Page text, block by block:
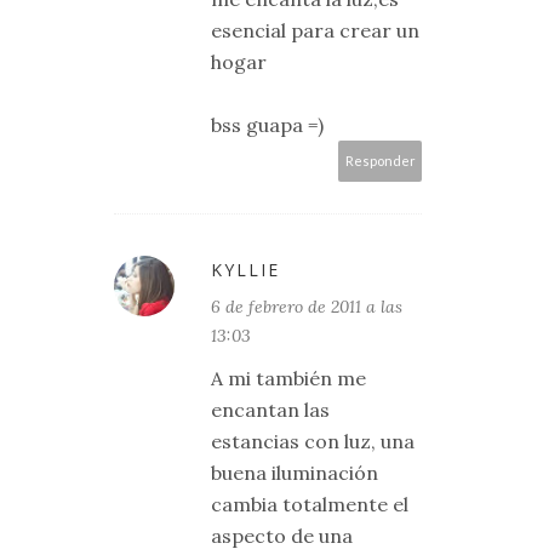
esencial para crear un
hogar
bss guapa =)
Responder
KYLLIE
6 de febrero de 2011 a las
13:03
A mi también me
encantan las
estancias con luz, una
buena iluminación
cambia totalmente el
aspecto de una